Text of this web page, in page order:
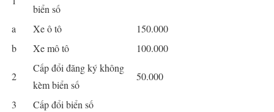
biển số
a
Xe ô tô
150.000
b
Xe mô tô 100.000
2
Cấp đổi đăng ký không
kèm biển số
50.000
3
Cấp đổi biển số